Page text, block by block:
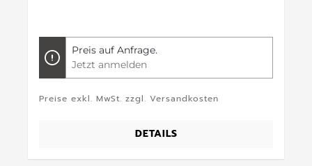
Preis auf Anfrage.
Jetzt anmelden
Preise exkl. MwSt. zzgl. Versandkosten
DETAILS